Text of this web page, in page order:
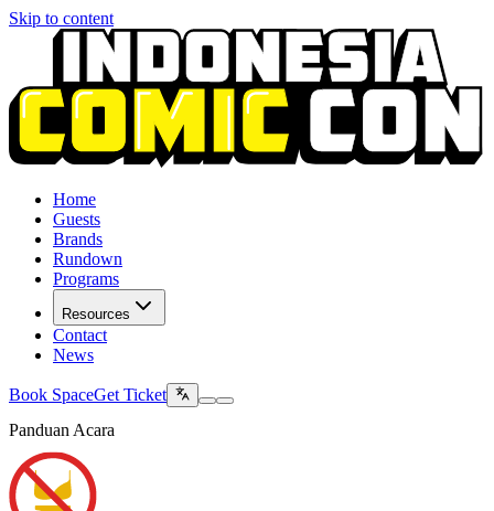
Skip to content
Home
Guests
Brands
Rundown
Programs
Resources
Contact
News
Book SpaceGet Ticket
Panduan Acara